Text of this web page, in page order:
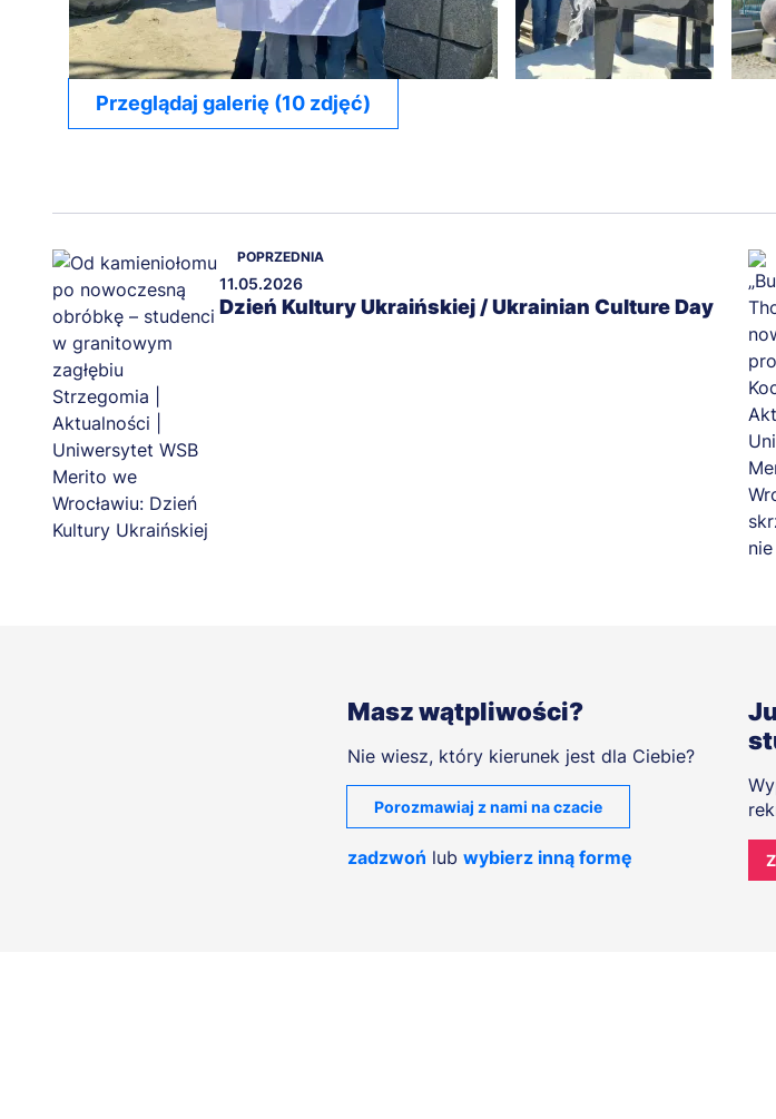
Przeglądaj galerię (10 zdjęć)
POPRZEDNIA
11.05.2026
Dzień Kultury Ukraińskiej / Ukrainian Culture Day
Masz wątpliwości?
Nie wiesz, który kierunek jest dla Ciebie?
Porozmawiaj z nami na czacie
zadzwoń lub wybierz inną formę